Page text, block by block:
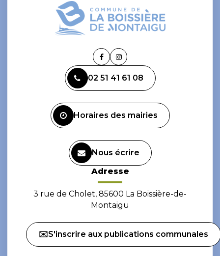
Lien
le
compte
Lien
le
compte
02 51 41 61 08
Horaires des mairies
Nous écrire
Adresse
3 rue de Cholet, 85600 La Boissière-de-
Montaigu
✉️S'inscrire aux publications communales